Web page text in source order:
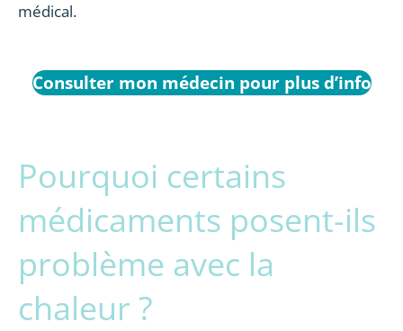
médical.
Consulter mon médecin pour plus d’info
Pourquoi certains
médicaments posent-ils
problème avec la
chaleur ?